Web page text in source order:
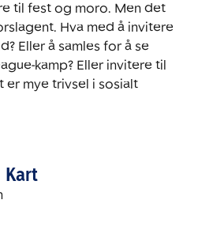
til fest og moro. Men det
Hva med å invitere
Eller å samles for å se
kamp? Eller invitere til
er mye trivsel i sosialt
Kart